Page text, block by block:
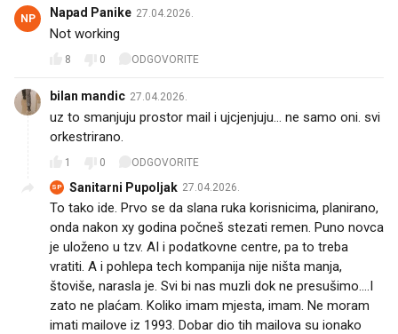
NP Napad Panike 27.04.2026.
Not working
8 0 ODGOVORITE
bilan mandic 27.04.2026.
uz to smanjuju prostor mail i ujcjenjuju... ne samo oni. svi
orkestrirano.
1 0 ODGOVORITE
SP Sanitarni Pupoljak 27.04.2026.
To tako ide. Prvo se da slana ruka korisnicima, planirano,
onda nakon xy godina počneš stezati remen. Puno novca
je uloženo u tzv. AI i podatkovne centre, pa to treba
vratiti. A i pohlepa tech kompanija nije ništa manja,
štoviše, narasla je. Svi bi nas muzli dok ne presušimo....I
zato ne plaćam. Koliko imam mjesta, imam. Ne moram
imati mailove iz 1993. Dobar dio tih mailova su ionako